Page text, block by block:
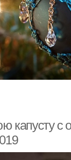
капусту с